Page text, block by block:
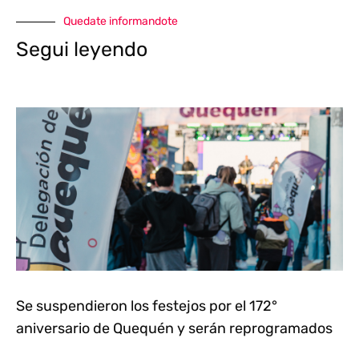
Quedate informandote
Segui leyendo
Se suspendieron los festejos por el 172°
aniversario de Quequén y serán reprogramados